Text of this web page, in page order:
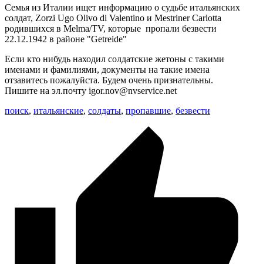
Семья из Италии ищет информацию о судьбе итальянских
солдат, Zorzi Ugo Olivo di Valentino и Mestriner Carlotta
родившихся в Melma/TV, которые пропали безвести
22.12.1942 в районе "Getreide"
Если кто нибудь находил солдатские жетоны с такими
именами и фамилиями, документы на такие имена
отзавитесь пожалуйста. Будем очень признательны.
Пишите на эл.почту igor.nov@nvservice.net
поиск, итальянские, солдаты, пропавшие, безвести